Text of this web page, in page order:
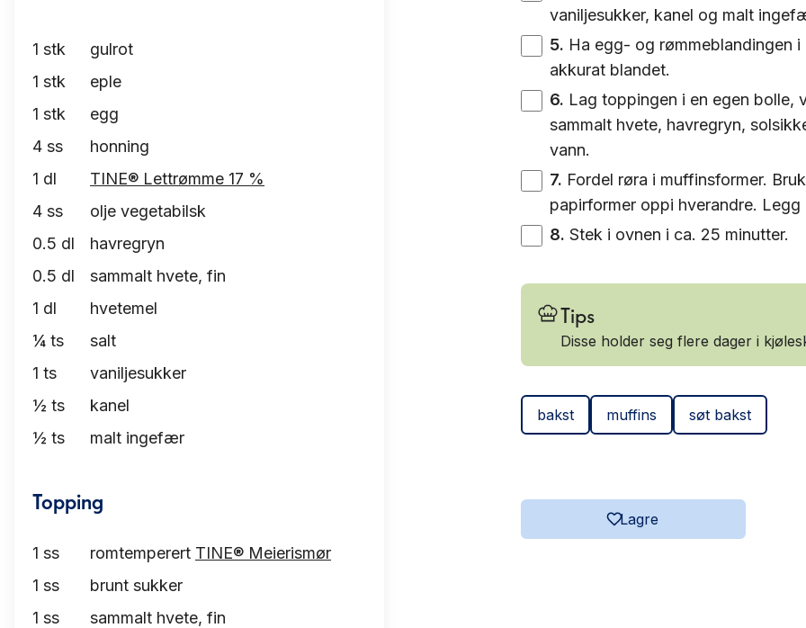
1 stk
gulrot
1 stk
eple
1 stk
egg
4 ss
honning
1 dl
TINE® Lettrømme 17 %
4 ss
olje vegetabilsk
0.5 dl
havregryn
0.5 dl
sammalt hvete, fin
1 dl
hvetemel
¼ ts
salt
1 ts
vaniljesukker
½ ts
kanel
½ ts malt ingefær
Topping
1 ss romtemperert TINE® Meierismør
1 ss
brunt sukker
1 ss
sammalt hvete, fin
vaniljesukker, kanel og malt
5. Ha egg- og rømmeblandingen
akkurat blandet.
6. Lag toppingen i en egen bolle,
sammalt hvete, havregryn,
vann.
7. Fordel røra i muffinsformer.
papirformer oppi hverandre.
8. Stek i ovnen i ca. 25 minutter.
Tips
Disse holder seg flere dager i
bakst muffins søt bakst
Lagre